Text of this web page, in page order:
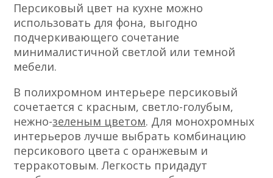
Персиковый цвет на кухне можно
использовать для фона, выгодно
подчеркивающего сочетание
минималистичной светлой или темной
мебели.
В полихромном интерьере персиковый
сочетается с красным, светло-голубым,
нежно-зеленым цветом. Для монохромных
интерьеров лучше выбрать комбинацию
персикового цвета с оранжевым и
терракотовым. Легкость придадут